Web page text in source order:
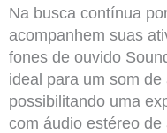
Na busca contínua
acompanhem suas
fones de ouvido
ideal para um som
possibilitando uma
com áudio estéreo